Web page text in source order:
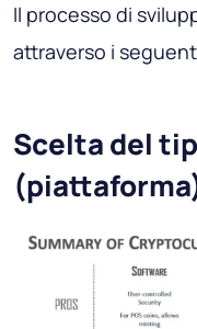
Il processo di
attraverso i
Scelta del